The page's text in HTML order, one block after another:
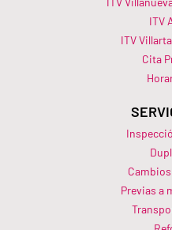
ITV
ITV
Cita
Previas a